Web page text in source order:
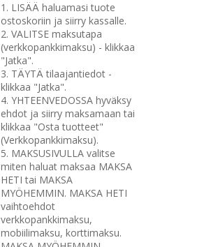
1. LISÄÄ haluamasi tuote
ostoskoriin ja siirry kassalle.
2. VALITSE maksutapa
(verkkopankkimaksu) - klikkaa
"Jatka".
3. TÄYTÄ tilaajantiedot -
klikkaa "Jatka".
4. YHTEENVEDOSSA hyväksy
ehdot ja siirry maksamaan tai
klikkaa "Osta tuotteet"
(Verkkopankkimaksu).
5. MAKSUSIVULLA valitse
miten haluat maksaa MAKSA
HETI tai MAKSA
MYÖHEMMIN. MAKSA HETI
vaihtoehdot
verkkopankkimaksu,
mobiilimaksu, korttimaksu.